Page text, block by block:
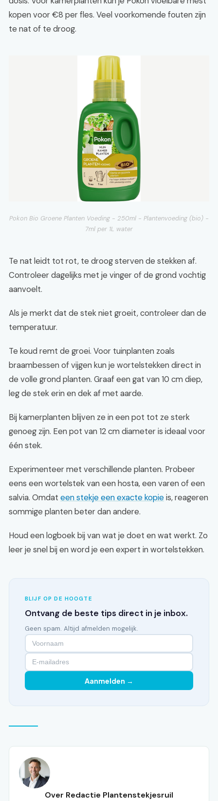
kopen voor €8 per fles. Veel voorkomende fouten zijn
te nat of te droog.
Pokon Bio Groene Planten Voeding - 250ml - Plantenvoeding (bio) -
7ml per 1L water
Te nat leidt tot rot, te droog sterven de stekken af.
Controleer dagelijks met je vinger of de grond vochtig
aanvoelt.
Als je merkt dat de stek niet groeit, controleer dan de
temperatuur.
Te koud remt de groei. Voor tuinplanten zoals
braambessen of vijgen kun je wortelstekken direct in
de volle grond planten. Graaf een gat van 10 cm diep,
leg de stek erin en dek af met aarde.
Bij kamerplanten blijven ze in een pot tot ze sterk
genoeg zijn. Een pot van 12 cm diameter is ideaal voor
één stek.
Experimenteer met verschillende planten. Probeer
eens een wortelstek van een hosta, een varen of een
salvia. Omdat een stekje een exacte kopieis, reageren
sommige planten beter dan andere.
Houd een logboek bij van wat je doet en wat werkt. Zo
leer je snel bij en word je een expert in wortelstekken.
BLIJF OP DE HOOGTE
Ontvang de beste tips direct in je inbox.
Geen spam. Altijd afmelden mogelijk.
Aanmelden →
Over Redactie Plantenstekjesruil